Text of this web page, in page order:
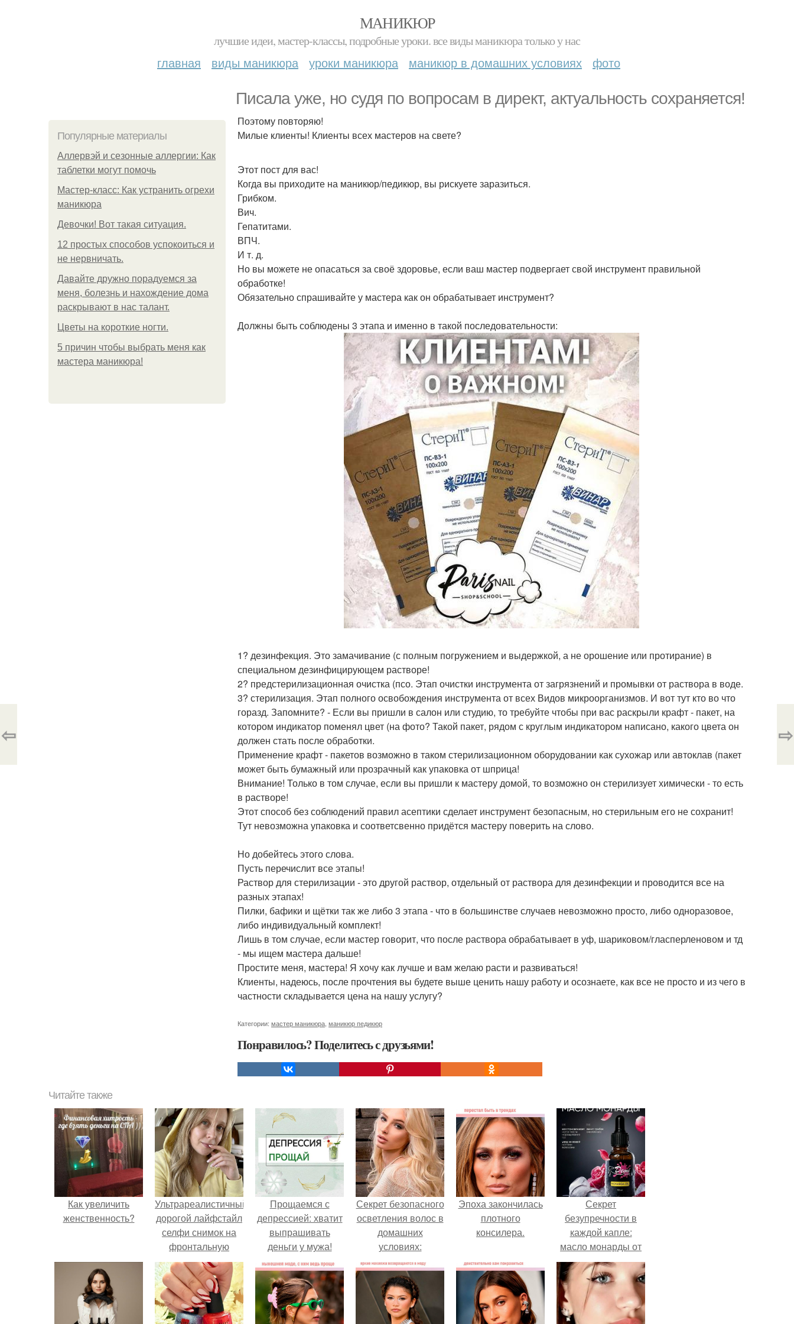
МАНИКЮР
лучшие идеи, мастер-классы, подробные уроки. все виды маникюра только у нас
главная виды маникюра уроки маникюра маникюр в домашних условиях фото
Писала уже, но судя по вопросам в директ, актуальность сохраняется!
Популярные материалы
Аллервэй и сезонные аллергии: Как
таблетки могут помочь
Мастер-класс: Как устранить огрехи
маникюра
Девочки! Вот такая ситуация.
12 простых способов успокоиться и
не нервничать.
Давайте дружно порадуемся за
меня, болезнь и нахождение дома
раскрывают в нас талант.
Цветы на короткие ногти.
5 причин чтобы выбрать меня как
мастера маникюра!
Поэтому повторяю!
Милые клиенты! Клиенты всех мастеров на свете?
Этот пост для вас!
Когда вы приходите на маникюр/педикюр, вы рискуете заразиться.
Грибком.
Вич.
Гепатитами.
ВПЧ.
И т. д.
Но вы можете не опасаться за своё здоровье, если ваш мастер подвергает свой инструмент правильной
обработке!
Обязательно спрашивайте у мастера как он обрабатывает инструмент?
Должны быть соблюдены 3 этапа и именно в такой последовательности:
1? дезинфекция. Это замачивание (с полным погружением и выдержкой, а не орошение или протирание) в
специальном дезинфицирующем растворе!
2? предстерилизационная очистка (псо. Этап очистки инструмента от загрязнений и промывки от раствора в воде.
3? стерилизация. Этап полного освобождения инструмента от всех Видов микроорганизмов. И вот тут кто во что
горазд. Запомните? - Если вы пришли в салон или студию, то требуйте чтобы при вас раскрыли крафт - пакет, на
котором индикатор поменял цвет (на фото? Такой пакет, рядом с круглым индикатором написано, какого цвета он
должен стать после обработки.
Применение крафт - пакетов возможно в таком стерилизационном оборудовании как сухожар или автоклав (пакет
может быть бумажный или прозрачный как упаковка от шприца!
Внимание! Только в том случае, если вы пришли к мастеру домой, то возможно он стерилизует химически - то есть
в растворе!
Этот способ без соблюдений правил асептики сделает инструмент безопасным, но стерильным его не сохранит!
Тут невозможна упаковка и соответсвенно придётся мастеру поверить на слово.
Но добейтесь этого слова.
Пусть перечислит все этапы!
Раствор для стерилизации - это другой раствор, отдельный от раствора для дезинфекции и проводится все на
разных этапах!
Пилки, бафики и щётки так же либо 3 этапа - что в большинстве случаев невозможно просто, либо одноразовое,
либо индивидуальный комплект!
Лишь в том случае, если мастер говорит, что после раствора обрабатывает в уф, шариковом/гласперленовом и тд
- мы ищем мастера дальше!
Простите меня, мастера! Я хочу как лучше и вам желаю расти и развиваться!
Клиенты, надеюсь, после прочтения вы будете выше ценить нашу работу и осознаете, как все не просто и из чего в
частности складывается цена на нашу услугу?
Категории: мастер маникюра маникюр педикюр
Понравилось? Поделитесь с друзьями!
⇦ ⇨
Читайте также
Как увеличить
женственность?
Ультрареалистичный
дорогой лайфстайл
селфи снимок на
фронтальную
камеру.
Прощаемся с
депрессией: хватит
выпрашивать
деньги у мужа!
Секрет безопасного
осветления волос в
домашних
условиях:
Эпоха закончилась
плотного
консилера.
Секрет
безупречности в
каждой капле:
масло монарды от
Demi Sweet.